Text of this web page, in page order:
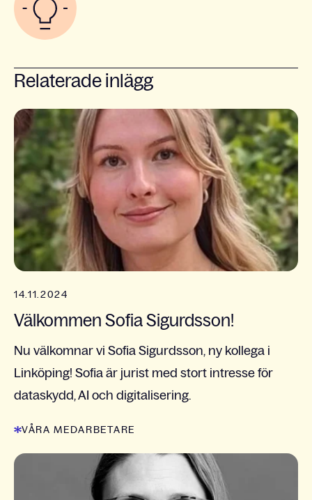
Relaterade inlägg
14.11.2024
Välkommen Sofia Sigurdsson!
Nu välkomnar vi Sofia Sigurdsson, ny kollega i
Linköping! Sofia är jurist med stort intresse för
dataskydd, AI och digitalisering.
VÅRA MEDARBETARE